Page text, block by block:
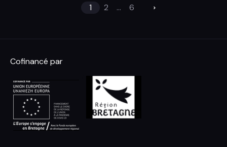
1 2 ... 6
Cofinancé par